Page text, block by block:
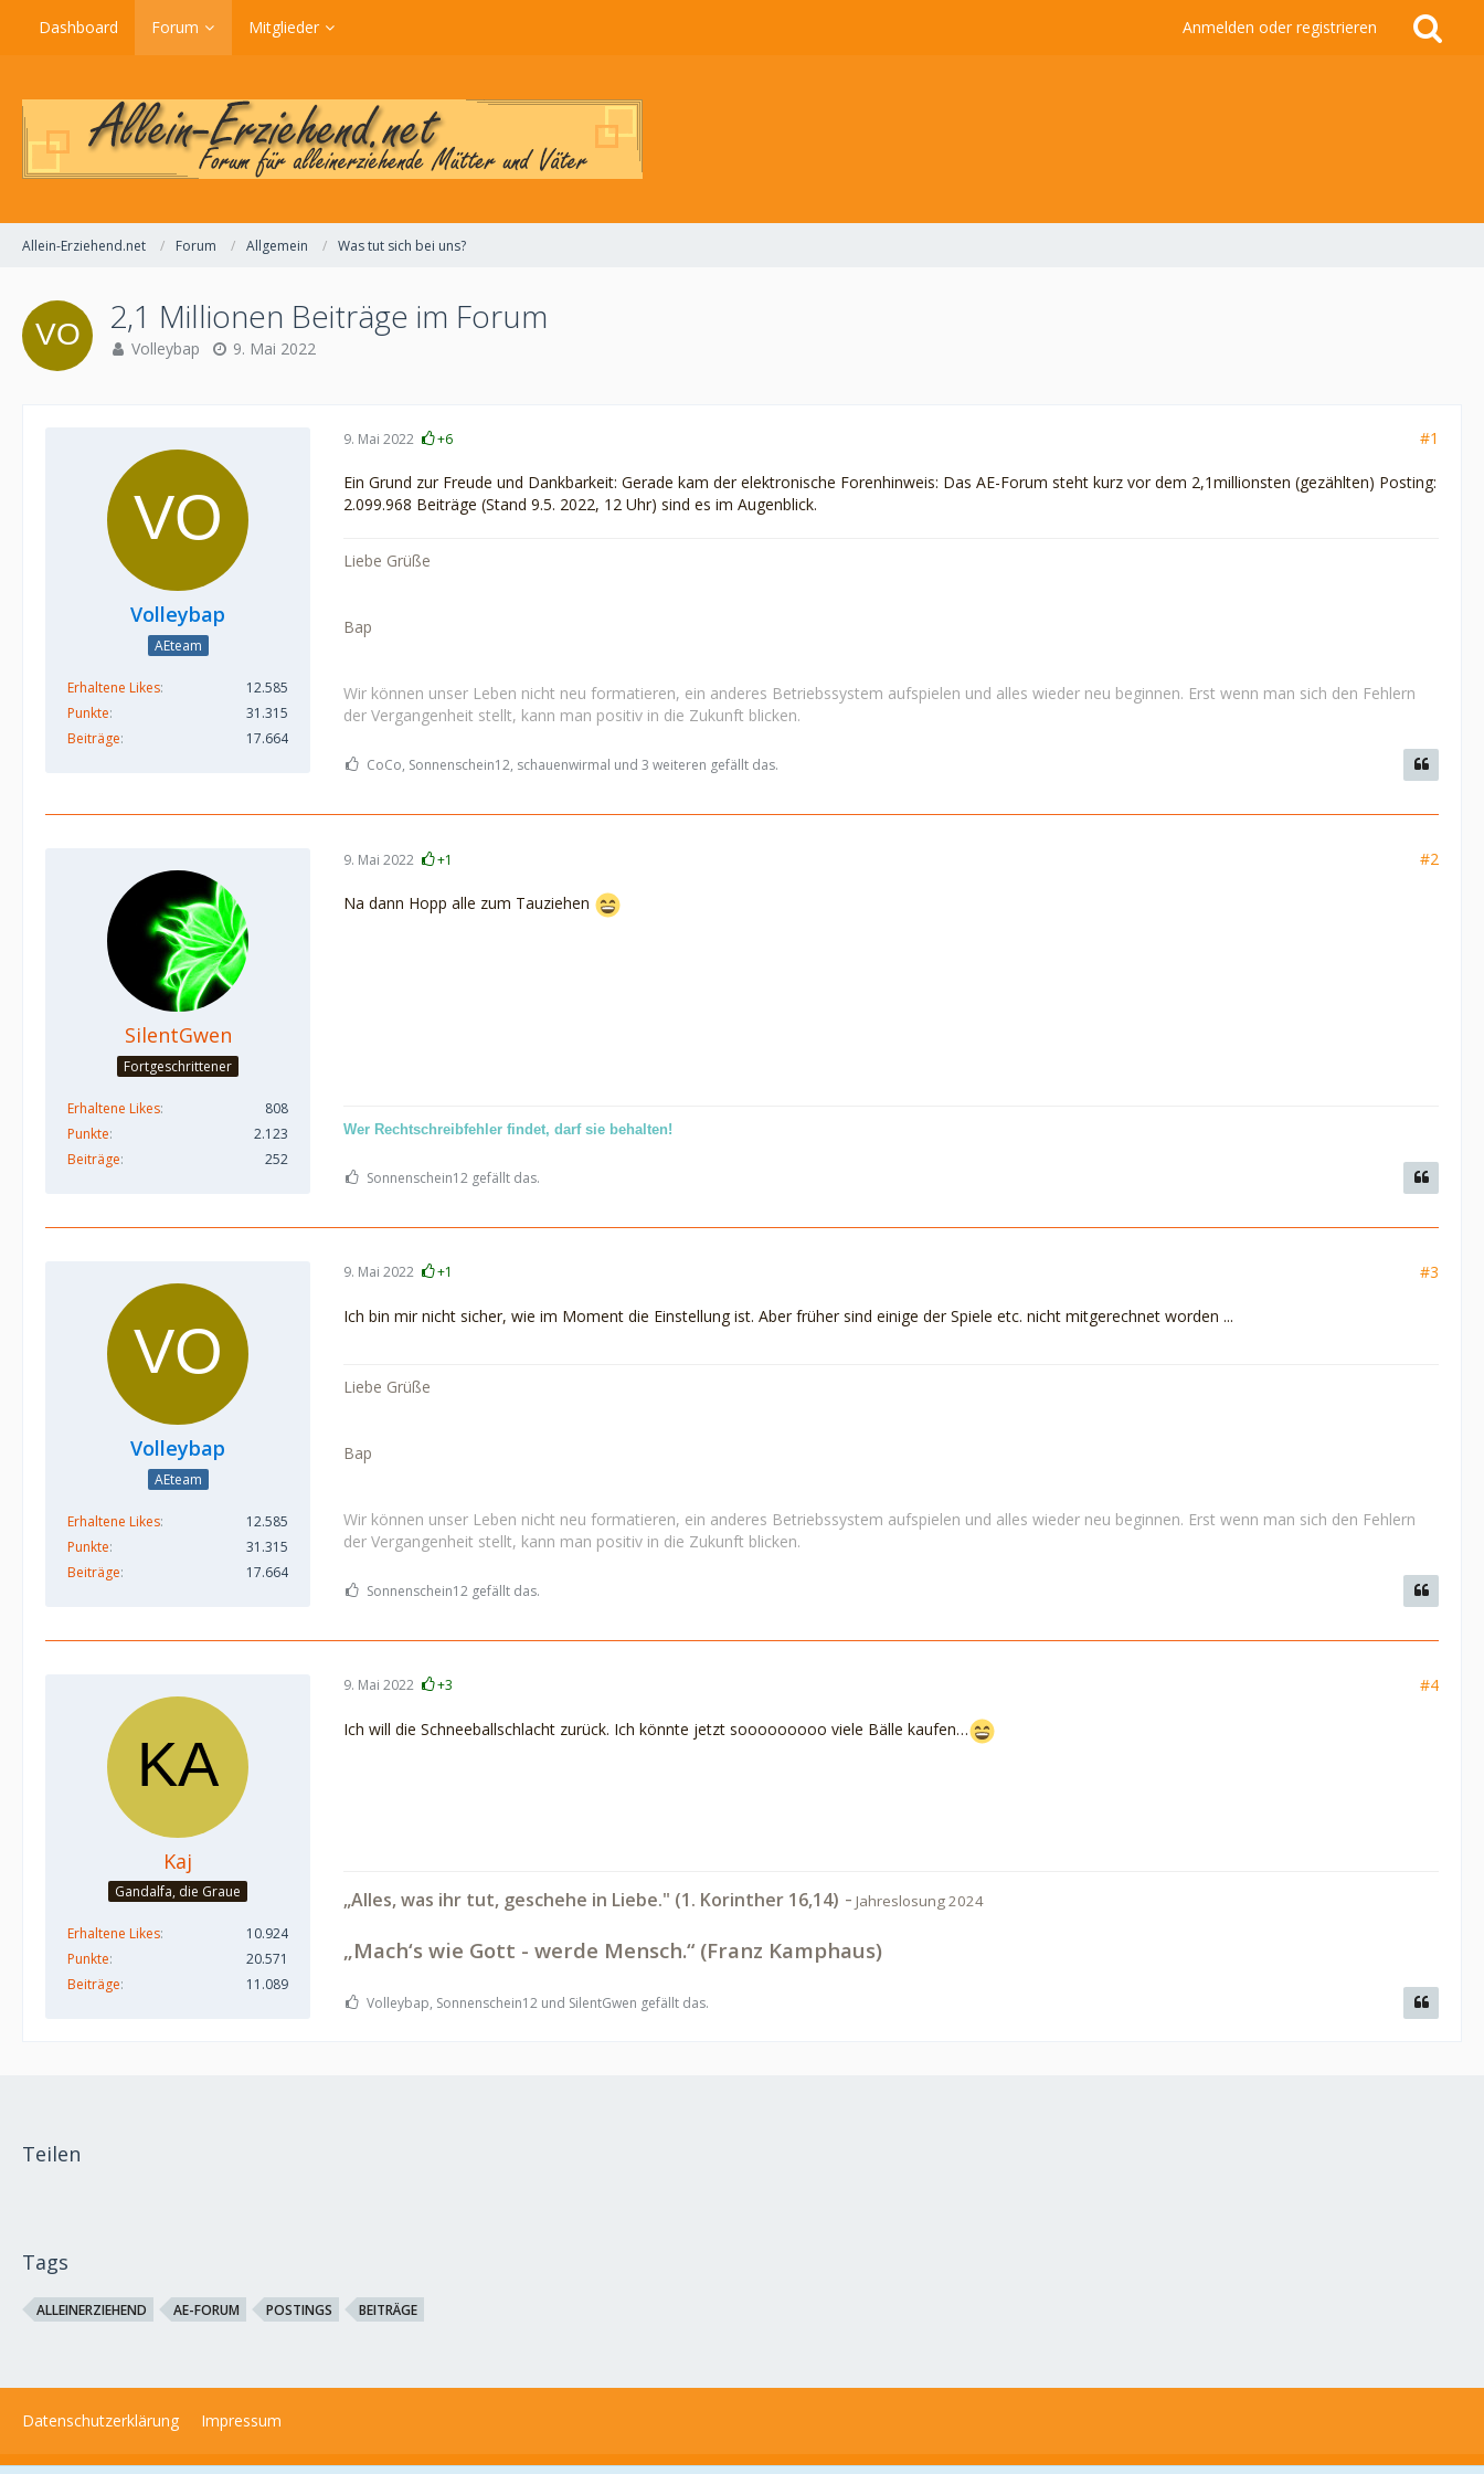
Dashboard Forum Mitglieder Anmelden oder registrieren
Allein-Erziehend.net Forum Allgemein Was tut sich bei uns?
2,1 Millionen Beiträge im Forum
Volleybap 9. Mai 2022
Volleybap
AEteam
Erhaltene Likes
12.585
Punkte
31.315
Beiträge
17.664
9. Mai 2022 +6 #1
Ein Grund zur Freude und Dankbarkeit: Gerade kam der elektronische Forenhinweis: Das AE-Forum steht kurz vor dem 2,1millionsten (gezählten) Posting:
2.099.968 Beiträge (Stand 9.5. 2022, 12 Uhr) sind es im Augenblick.
Liebe Grüße
Bap
Wir können unser Leben nicht neu formatieren, ein anderes Betriebssystem aufspielen und alles wieder neu beginnen. Erst wenn man sich den Fehlern
der Vergangenheit stellt, kann man positiv in die Zukunft blicken.
CoCo, Sonnenschein12, schauenwirmal und 3 weiteren gefällt das.
SilentGwen
Fortgeschrittener
Erhaltene Likes
808
Punkte
2.123
Beiträge
252
9. Mai 2022 +1 #2
Na dann Hopp alle zum Tauziehen
Wer Rechtschreibfehler findet, darf sie behalten!
Sonnenschein12 gefällt das.
Volleybap
AEteam
Erhaltene Likes
12.585
Punkte
31.315
Beiträge
17.664
9. Mai 2022 +1 #3
Ich bin mir nicht sicher, wie im Moment die Einstellung ist. Aber früher sind einige der Spiele etc. nicht mitgerechnet worden ...
Liebe Grüße
Bap
Wir können unser Leben nicht neu formatieren, ein anderes Betriebssystem aufspielen und alles wieder neu beginnen. Erst wenn man sich den Fehlern
der Vergangenheit stellt, kann man positiv in die Zukunft blicken.
Sonnenschein12 gefällt das.
Kaj
Gandalfa, die Graue
Erhaltene Likes
10.924
Punkte
20.571
Beiträge
11.089
9. Mai 2022 +3 #4
Ich will die Schneeballschlacht zurück. Ich könnte jetzt sooooooooo viele Bälle kaufen…
„Alles, was ihr tut, geschehe in Liebe." (1. Korinther 16,14) - Jahreslosung 2024
„Mach‘s wie Gott - werde Mensch.“ (Franz Kamphaus)
Volleybap, Sonnenschein12 und SilentGwen gefällt das.
Teilen
Tags
ALLEINERZIEHEND AE-FORUM POSTINGS BEITRÄGE
Datenschutzerklärung Impressum